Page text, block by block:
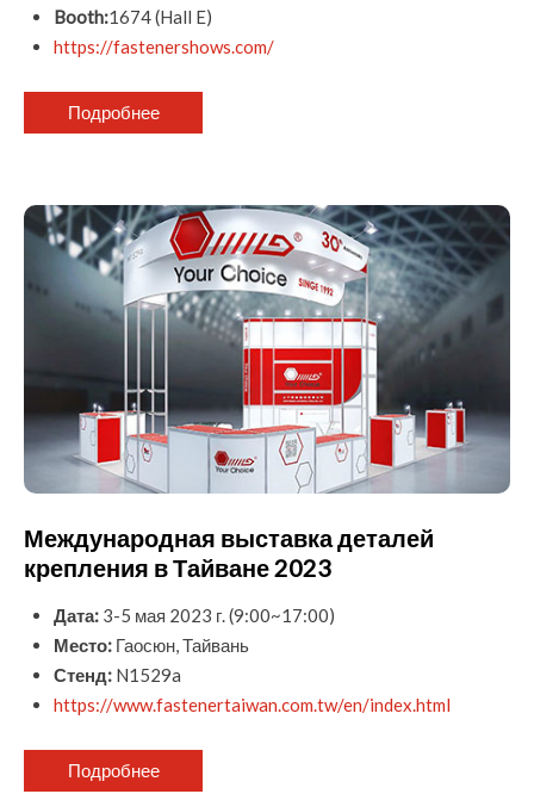
Booth:1674 (Hall E)
https://fastenershows.com/
Подробнее
Международная выставка деталей
крепления в Тайване 2023
Дата: 3-5 мая 2023 г. (9:00~17:00)
Место: Гаосюн, Тайвань
Стенд: N1529a
https://www.fastenertaiwan.com.tw/en/index.html
Подробнее